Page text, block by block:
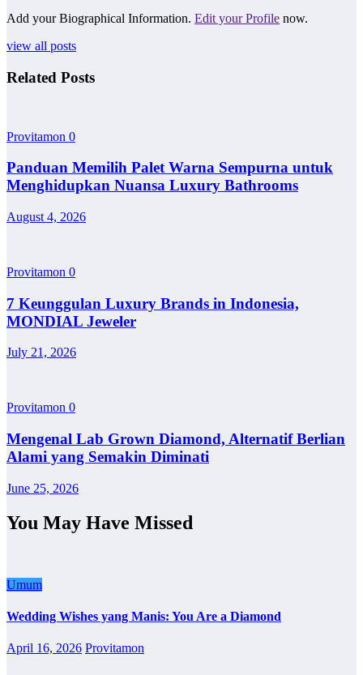
Add your Biographical Information. Edit your Profile now.
view all posts
Related Posts
Provitamon 0
Panduan Memilih Palet Warna Sempurna untuk
Menghidupkan Nuansa Luxury Bathrooms
August 4, 2026
Provitamon 0
7 Keunggulan Luxury Brands in Indonesia,
MONDIAL Jeweler
July 21, 2026
Provitamon 0
Mengenal Lab Grown Diamond, Alternatif Berlian
Alami yang Semakin Diminati
June 25, 2026
You May Have Missed
Umum
Wedding Wishes yang Manis: You Are a Diamond
April 16, 2026 Provitamon